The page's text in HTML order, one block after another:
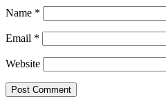
Name *
Email *
Website